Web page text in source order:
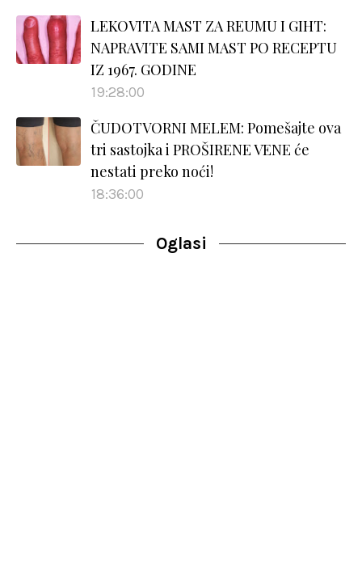
LEKOVITA MAST ZA REUMU I GIHT:
NAPRAVITE SAMI MAST PO RECEPTU
IZ 1967. GODINE
19:28:00
ČUDOTVORNI MELEM: Pomešajte ova
tri sastojka i PROŠIRENE VENE će
nestati preko noći!
18:36:00
Oglasi